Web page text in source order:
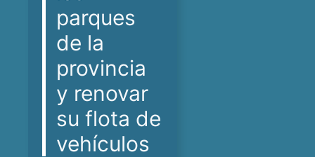
parques
de la
provincia
y renovar
su flota de
vehículos